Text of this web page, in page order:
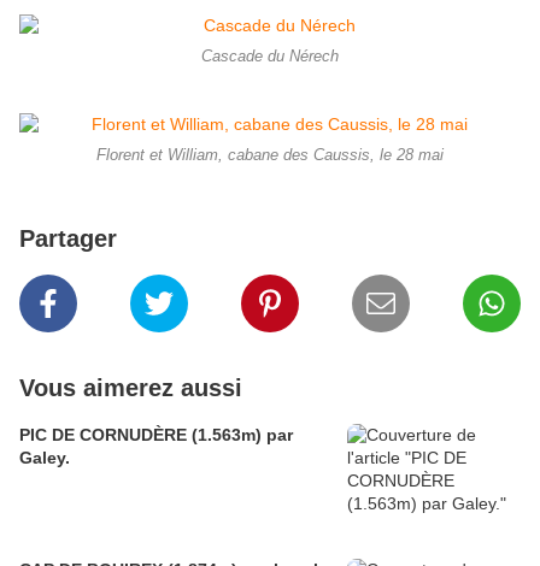
Cascade du Nérech
Florent et William, cabane des Caussis, le 28 mai
Partager
Vous aimerez aussi
PIC DE CORNUDÈRE (1.563m) par
Galey.